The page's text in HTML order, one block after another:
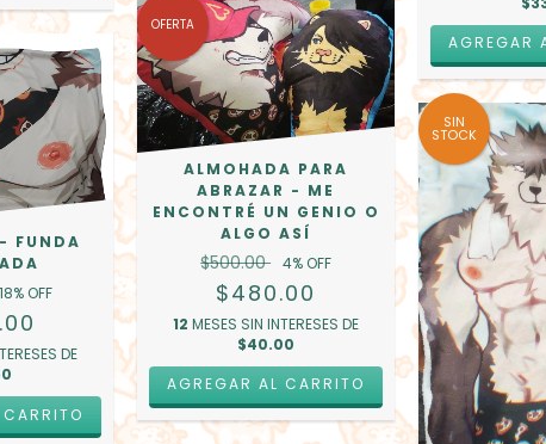
AGREGAR
FUNDA
18% OFF
DE
OFERTA
ALMOHADA PARA
ABRAZAR - ME
ENCONTRÉ UN GENIO O
ALGO ASÍ
$500.00 4% OFF
$480.00
12 MESES SIN INTERESES DE
$40.00
AGREGAR AL CARRITO
SIN
STOCK